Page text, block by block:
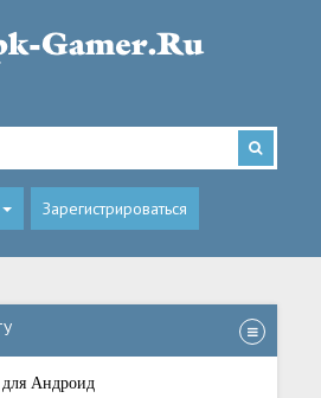
Зарегистрироваться
Андроид